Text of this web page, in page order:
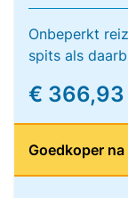
Onbeperkt
spits als
€ 366,93
Goedkoper